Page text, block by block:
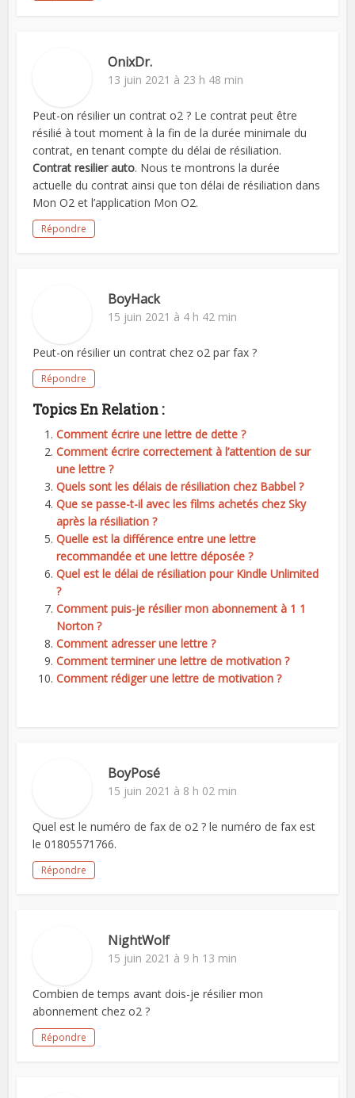
OnixDr.
13 juin 2021 à 23 h 48 min
Peut-on résilier un contrat o2 ? Le contrat peut être
résilié à tout moment à la fin de la durée minimale du
contrat, en tenant compte du délai de résiliation.
Contrat resilier auto. Nous te montrons la durée
actuelle du contrat ainsi que ton délai de résiliation dans
Mon O2 et l’application Mon O2.
Répondre
BoyHack
15 juin 2021 à 4 h 42 min
Peut-on résilier un contrat chez o2 par fax ?
Répondre
Topics En Relation :
Comment écrire une lettre de dette ?
Comment écrire correctement à l’attention de sur
une lettre ?
Quels sont les délais de résiliation chez Babbel ?
Que se passe-t-il avec les films achetés chez Sky
après la résiliation ?
Quelle est la différence entre une lettre
recommandée et une lettre déposée ?
Quel est le délai de résiliation pour Kindle Unlimited
?
Comment puis-je résilier mon abonnement à 1 1
Norton ?
Comment adresser une lettre ?
Comment terminer une lettre de motivation ?
Comment rédiger une lettre de motivation ?
BoyPosé
15 juin 2021 à 8 h 02 min
Quel est le numéro de fax de o2 ? le numéro de fax est
le 01805571766.
Répondre
NightWolf
15 juin 2021 à 9 h 13 min
Combien de temps avant dois-je résilier mon
abonnement chez o2 ?
Répondre